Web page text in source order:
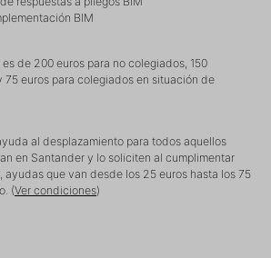
BIM
de 200 euros para no colegiados, 150
75 euros para colegiados en situación de
al desplazamiento para todos aquellos
en Santander y lo soliciten al cumplimentar
, ayudas que van desde los 25 euros hasta los 75
(Ver condiciones)